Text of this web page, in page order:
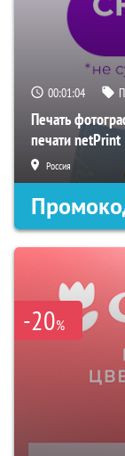
00:01:03
Печать
печати netPrint
Россия
-20%